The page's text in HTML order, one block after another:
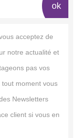
ok
acceptez de
notre actualité et
pas vos
moment vous
Newsletters
client si vous en